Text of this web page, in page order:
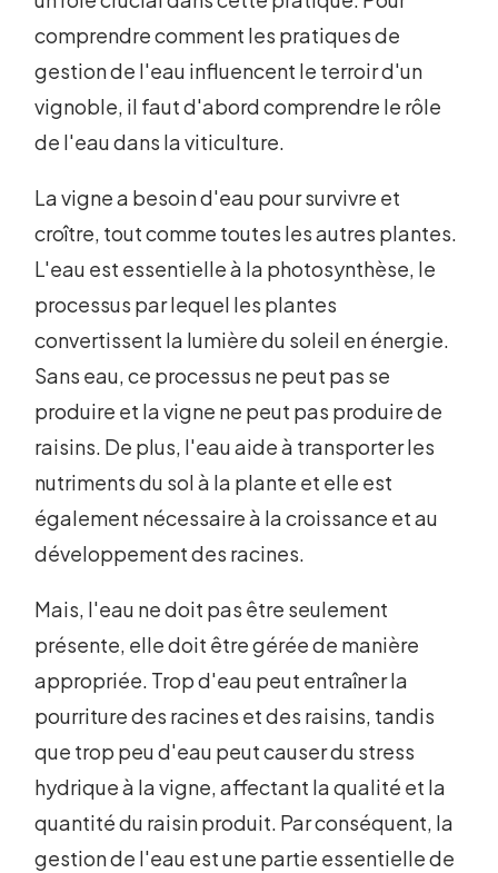
comprendre comment les pratiques de
gestion de l'eau influencent le terroir d'un
vignoble, il faut d'abord comprendre le rôle
de l'eau dans la viticulture.
La vigne a besoin d'eau pour survivre et
croître, tout comme toutes les autres plantes.
L'eau est essentielle à la photosynthèse, le
processus par lequel les plantes
convertissent la lumière du soleil en énergie.
Sans eau, ce processus ne peut pas se
produire et la vigne ne peut pas produire de
raisins. De plus, l'eau aide à transporter les
nutriments du sol à la plante et elle est
également nécessaire à la croissance et au
développement des racines.
Mais, l'eau ne doit pas être seulement
présente, elle doit être gérée de manière
appropriée. Trop d'eau peut entraîner la
pourriture des racines et des raisins, tandis
que trop peu d'eau peut causer du stress
hydrique à la vigne, affectant la qualité et la
quantité du raisin produit. Par conséquent, la
gestion de l'eau est une partie essentielle de